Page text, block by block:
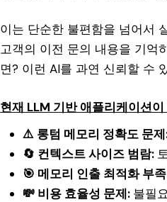
이는 단순한 불편함을 넘어서
고객의 이전 문의 내용을 기억
면? 이런 AI를 과연 신뢰할 수
현재 LLM 기반 애플리케이션
⚠️ 롱텀 메모리 정확도 문
🔄 컨텍스트 사이즈 범람:
🎯 메모리 인출 최적화 부
💸 비용 효율성 문제: 불필